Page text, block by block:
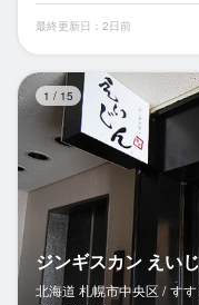
最終更新日：2日前
1 / 15
ジンギスカン えい
北海道 札幌市中央区 / すす